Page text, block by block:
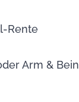
Rente
Arm & Bein